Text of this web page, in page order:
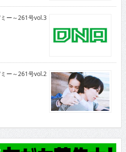
ー～261号vol.3
ー～261号vol.2